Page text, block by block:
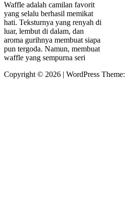
Waffle adalah camilan favorit
yang selalu berhasil memikat
hati. Teksturnya yang renyah di
luar, lembut di dalam, dan
aroma gurihnya membuat siapa
pun tergoda. Namun, membuat
waffle yang sempurna seri
Copyright © 2026 | WordPress Theme: